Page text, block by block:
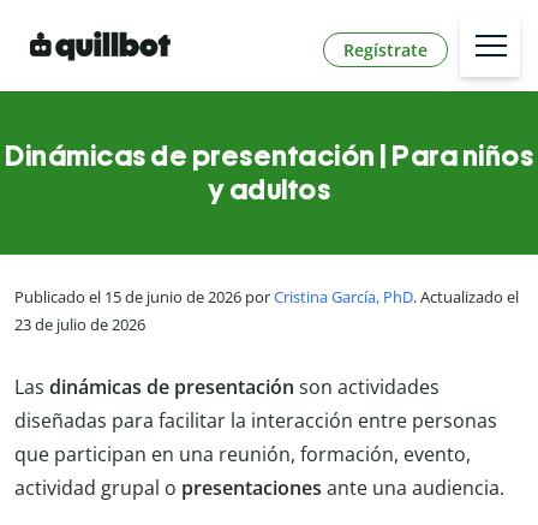
Regístrate
Dinámicas de presentación | Para niños
y adultos
Publicado el 15 de junio de 2026 porCristina García, PhD. Actualizado el
23 de julio de 2026
Las dinámicas de presentación son actividades
diseñadas para facilitar la interacción entre personas
que participan en una reunión, formación, evento,
actividad grupal o presentaciones ante una audiencia.